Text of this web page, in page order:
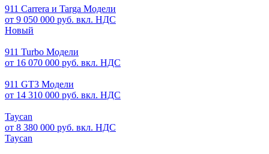
911 Carrera и Targa Модели
от 9 050 000 руб. вкл. НДС
Новый
911 Turbo Модели
от 16 070 000 руб. вкл. НДС
911 GT3 Модели
от 14 310 000 руб. вкл. НДС
Taycan
от 8 380 000 руб. вкл. НДС
Taycan